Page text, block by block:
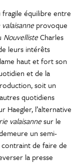
équilibre entre
provoque
NouvellisteCharles
leurs intérêts
haut et fort son
et de la
soit un
quotidiens
Haegler, l’alternative
valaisannesur le
un semi-
de faire de
la presse